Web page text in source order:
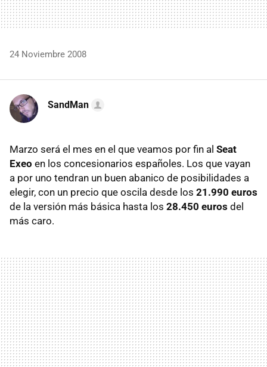
24 Noviembre 2008
SandMan
Marzo será el mes en el que veamos por fin al Seat
Exeo en los concesionarios españoles. Los que vayan
a por uno tendran un buen abanico de posibilidades a
elegir, con un precio que oscila desde los 21.990 euros
de la versión más básica hasta los 28.450 euros del
más caro.